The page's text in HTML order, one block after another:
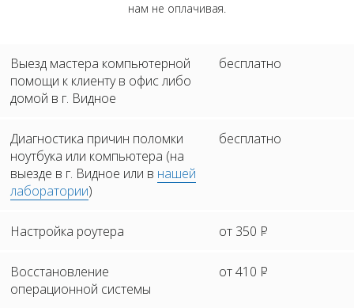
нам не оплачивая.
Выезд мастера компьютерной
помощи к клиенту в офис либо
домой в г. Видное
бесплатно
Диагностика причин поломки
ноутбука или компьютера (на
выезде в г. Видное или в нашей
лаборатории)
бесплатно
Настройка роутера от 350 Р
Восстановление
операционной системы
от 410 Р